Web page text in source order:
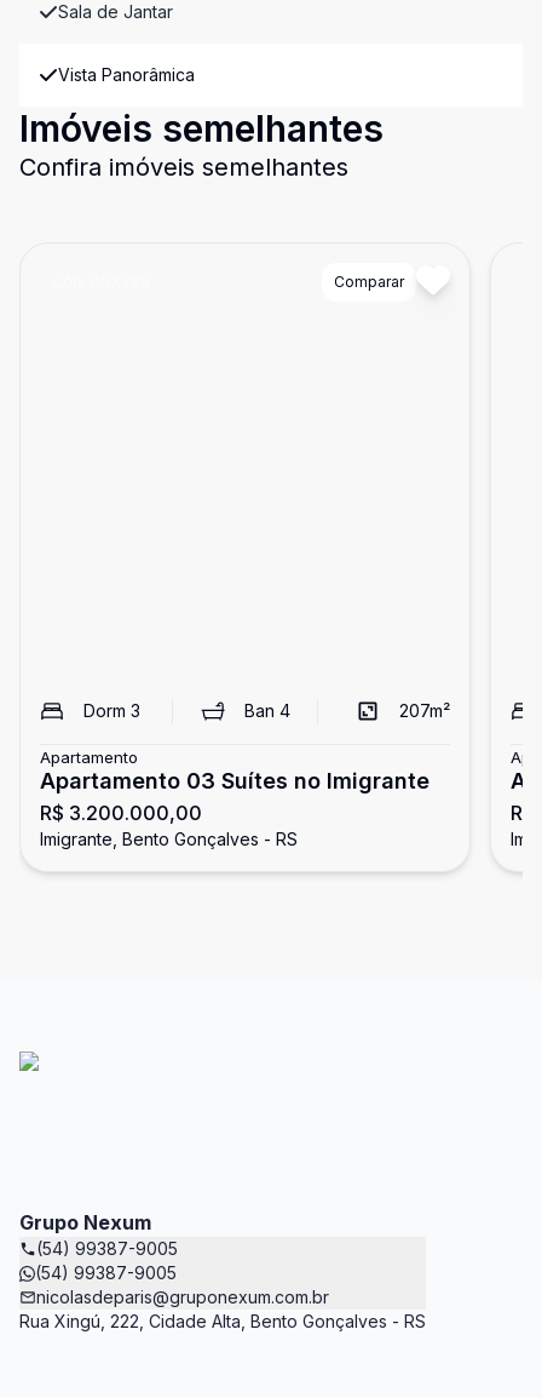
Sala de Jantar
Vista Panorâmica
Imóveis semelhantes
Confira imóveis semelhantes
Comparar
Dorm 3 Ban 4 207m²
Apartamento
Apartamento 03 Suítes no Imigrante
R$ 3.200.000,00
Imigrante, Bento Gonçalves - RS
Grupo Nexum
(54) 99387-9005
(54) 99387-9005
nicolasdeparis@gruponexum.com.br
Rua Xingú, 222, Cidade Alta, Bento Gonçalves - RS